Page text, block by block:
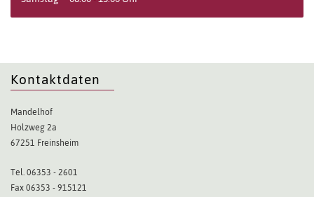
Kontaktdaten
Mandelhof
Holzweg 2a
67251 Freinsheim
Tel. 06353 - 2601
Fax 06353 - 915121